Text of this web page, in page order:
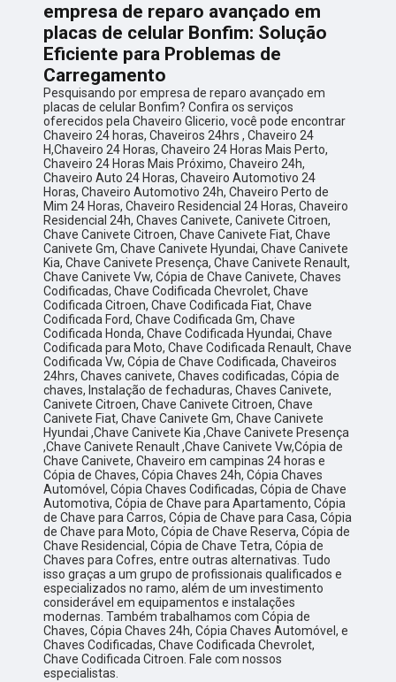
empresa de reparo avançado em
placas de celular Bonfim: Solução
Eficiente para Problemas de
Carregamento
Pesquisando por empresa de reparo avançado em
placas de celular Bonfim? Confira os serviços
oferecidos pela Chaveiro Glicerio, você pode encontrar
Chaveiro 24 horas, Chaveiros 24hrs , Chaveiro 24
H,Chaveiro 24 Horas, Chaveiro 24 Horas Mais Perto,
Chaveiro 24 Horas Mais Próximo, Chaveiro 24h,
Chaveiro Auto 24 Horas, Chaveiro Automotivo 24
Horas, Chaveiro Automotivo 24h, Chaveiro Perto de
Mim 24 Horas, Chaveiro Residencial 24 Horas, Chaveiro
Residencial 24h, Chaves Canivete, Canivete Citroen,
Chave Canivete Citroen, Chave Canivete Fiat, Chave
Canivete Gm, Chave Canivete Hyundai, Chave Canivete
Kia, Chave Canivete Presença, Chave Canivete Renault,
Chave Canivete Vw, Cópia de Chave Canivete, Chaves
Codificadas, Chave Codificada Chevrolet, Chave
Codificada Citroen, Chave Codificada Fiat, Chave
Codificada Ford, Chave Codificada Gm, Chave
Codificada Honda, Chave Codificada Hyundai, Chave
Codificada para Moto, Chave Codificada Renault, Chave
Codificada Vw, Cópia de Chave Codificada, Chaveiros
24hrs, Chaves canivete, Chaves codificadas, Cópia de
chaves, Instalação de fechaduras, Chaves Canivete,
Canivete Citroen, Chave Canivete Citroen, Chave
Canivete Fiat, Chave Canivete Gm, Chave Canivete
Hyundai ,Chave Canivete Kia ,Chave Canivete Presença
,Chave Canivete Renault ,Chave Canivete Vw,Cópia de
Chave Canivete, Chaveiro em campinas 24 horas e
Cópia de Chaves, Cópia Chaves 24h, Cópia Chaves
Automóvel, Cópia Chaves Codificadas, Cópia de Chave
Automotiva, Cópia de Chave para Apartamento, Cópia
de Chave para Carros, Cópia de Chave para Casa, Cópia
de Chave para Moto, Cópia de Chave Reserva, Cópia de
Chave Residencial, Cópia de Chave Tetra, Cópia de
Chaves para Cofres, entre outras alternativas. Tudo
isso graças a um grupo de profissionais qualificados e
especializados no ramo, além de um investimento
considerável em equipamentos e instalações
modernas. Também trabalhamos com Cópia de
Chaves, Cópia Chaves 24h, Cópia Chaves Automóvel, e
Chaves Codificadas, Chave Codificada Chevrolet,
Chave Codificada Citroen. Fale com nossos
especialistas.